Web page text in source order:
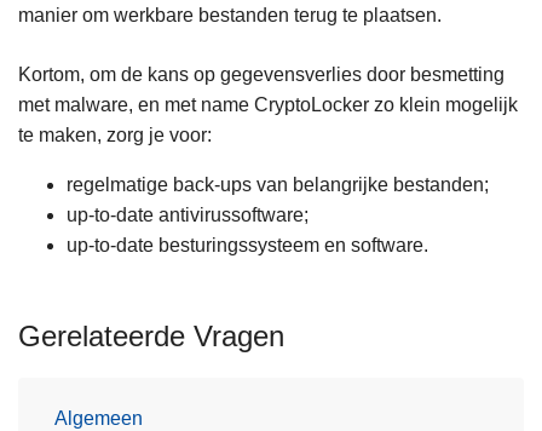
manier om werkbare bestanden terug te plaatsen.
Kortom, om de kans op gegevensverlies door besmetting
met malware, en met name CryptoLocker zo klein mogelijk
te maken, zorg je voor:
regelmatige back-ups van belangrijke bestanden;
up-to-date antivirussoftware;
up-to-date besturingssysteem en software.
Gerelateerde Vragen
Algemeen